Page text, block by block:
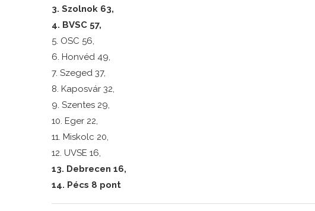
3. Szolnok 63,
4. BVSC 57,
5. OSC 56,
6. Honvéd 49,
7. Szeged 37,
8. Kaposvár 32,
9. Szentes 29,
10. Eger 22,
11. Miskolc 20,
12. UVSE 16,
13. Debrecen 16,
14. Pécs 8 pont